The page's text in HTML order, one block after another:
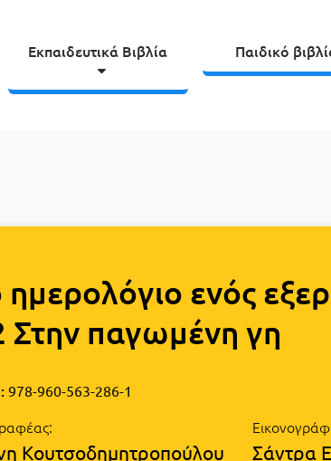
Εκπαιδευτικά Βιβλία Παιδικό
ημερολόγιο ενός
Στην παγωμένη γη
978-960-563-286-1
Κουτσοδημητροπούλου Σάντρα